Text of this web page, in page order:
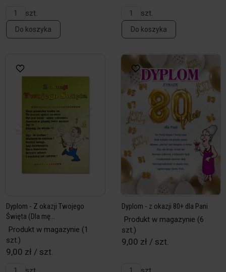
szt.
Do koszyka
szt.
Do koszyka
Dyplom - Z okazji Twojego
Święta (Dla mę...
Produkt w magazynie (1
szt.)
9,00 zł / szt.
Dyplom - z okazji 80+ dla Pani
Produkt w magazynie (6
szt.)
9,00 zł / szt.